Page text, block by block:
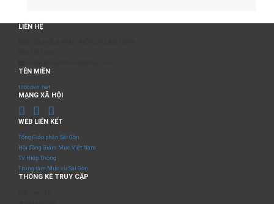
LIÊN HỆ
TÊN MIỀN
titocovn.net
MẠNG XÃ HỘI
WEB LIÊN KẾT
Tổng Giáo phận Sài Gòn
Hội đồng Giám Mục Việt Nam
TV Hiệp Thông
Trung tâm Mục vụ Sài Gòn
THỐNG KÊ TRUY CẬP